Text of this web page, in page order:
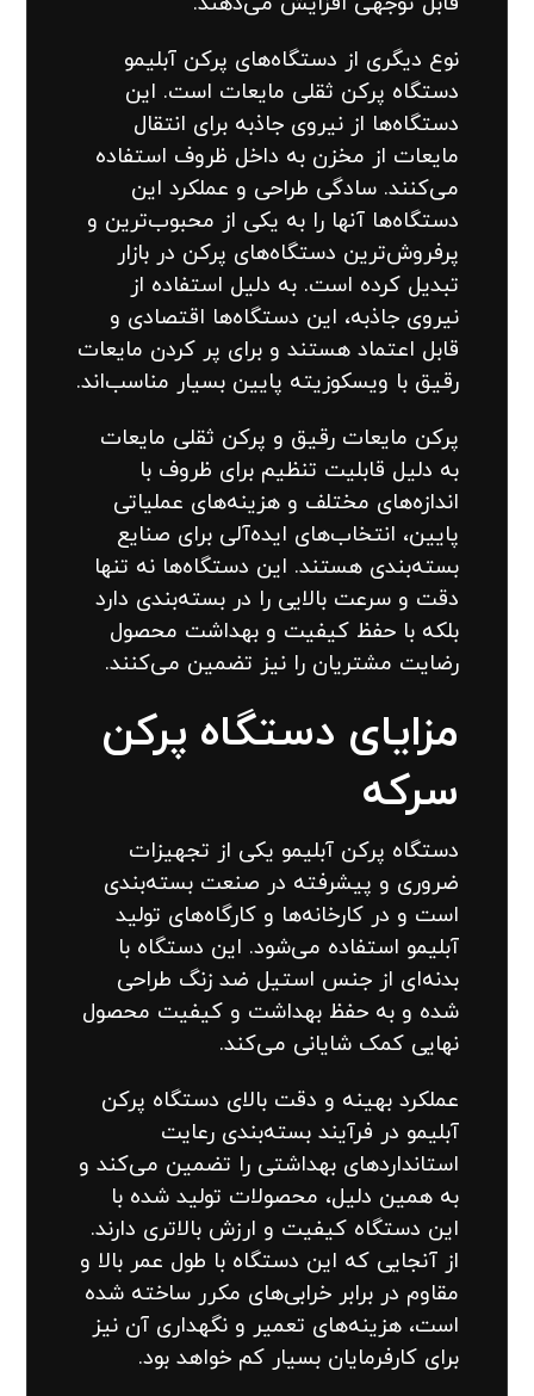
نوع دیگری از دستگاه‌های پرکن آبلیمو
دستگاه پرکن ثقلی مایعات است. این
دستگاه‌ها از نیروی جاذبه برای انتقال
مایعات از مخزن به داخل ظروف استفاده
می‌کنند. سادگی طراحی و عملکرد این
دستگاه‌ها آنها را به یکی از محبوب‌ترین و
پرفروش‌ترین دستگاه‌های پرکن در بازار
تبدیل کرده است. به دلیل استفاده از
نیروی جاذبه، این دستگاه‌ها اقتصادی و
قابل اعتماد هستند و برای پر کردن مایعات
رقیق با ویسکوزیته پایین بسیار مناسب‌اند.
پرکن مایعات رقیق و پرکن ثقلی مایعات
به دلیل قابلیت تنظیم برای ظروف با
اندازه‌های مختلف و هزینه‌های عملیاتی
پایین، انتخاب‌های ایده‌آلی برای صنایع
بسته‌بندی هستند. این دستگاه‌ها نه تنها
دقت و سرعت بالایی را در بسته‌بندی دارد
بلکه با حفظ کیفیت و بهداشت محصول
رضایت مشتریان را نیز تضمین می‌کنند.
مزایای دستگاه پرکن
سرکه
دستگاه پرکن آبلیمو یکی از تجهیزات
ضروری و پیشرفته در صنعت بسته‌بندی
است و در کارخانه‌ها و کارگاه‌های تولید
آبلیمو استفاده می‌شود. این دستگاه با
بدنه‌ای از جنس استیل ضد زنگ طراحی
شده و به حفظ بهداشت و کیفیت محصول
نهایی کمک شایانی می‌کند.
عملکرد بهینه و دقت بالای دستگاه پرکن
آبلیمو در فرآیند بسته‌بندی رعایت
استانداردهای بهداشتی را تضمین می‌کند و
به همین دلیل، محصولات تولید شده با
این دستگاه کیفیت و ارزش بالاتری دارند.
از آنجایی که این دستگاه با طول عمر بالا و
مقاوم در برابر خرابی‌های مکرر ساخته شده
است، هزینه‌های تعمیر و نگهداری آن نیز
برای کارفرمایان بسیار کم خواهد بود.